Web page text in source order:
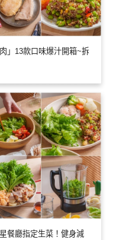
」13款口味爆汁開箱~拆
餐廳指定生菜！健身減